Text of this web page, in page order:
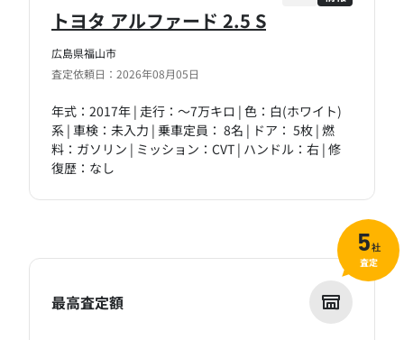
広島県福山市
査定依頼日：2026年08月05日
トヨタ アルファード 2.5 S
年式：2017年 | 走行：～7万キロ | 色：白(ホワイト)
系 | 車検：未入力 | 乗車定員： 8名 | ドア： 5枚 | 燃
料：ガソリン | ミッション：CVT | ハンドル：右 | 修
復歴：なし
最高査定額
5社
査定